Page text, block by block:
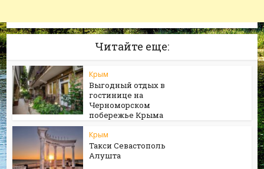
Читайте еще:
Крым
Выгодный отдых в
гостинице на
Черноморском
побережье Крыма
Крым
Такси Севастополь
Алушта